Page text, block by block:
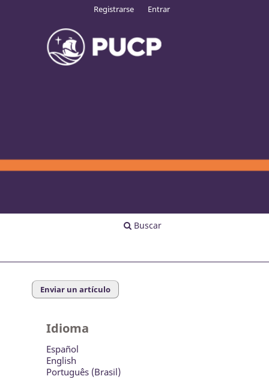
Buscar
Registrarse Entrar
Enviar un artículo
Idioma
Español
English
Português (Brasil)